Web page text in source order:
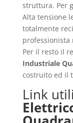
struttura. Per
Alta tensione
totalmente
professionista
Per il resto il
Industriale
costruito ed il
Link